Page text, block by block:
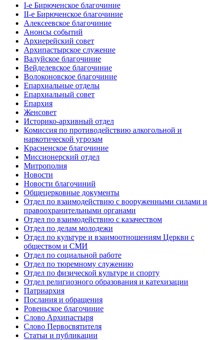
I-е Бирюченское благочиние
II-е Бирюченское благочиние
Алексеевское благочиние
Анонсы событий
Архиерейский совет
Архипастырское служение
Валуйское благочиние
Вейделевское благочиние
Волоконовское благочиние
Епархиальные отделы
Епархиальный совет
Епархия
Женсовет
Историко-архивный отдел
Комиссия по противодействию алкогольной и
наркотической угрозам
Красненское благочиние
Миссионерский отдел
Митрополия
Новости
Новости благочиний
Общецерковные документы
Отдел по взаимодействию с вооруженными силами и
правоохранительными органами
Отдел по взаимодействию с казачеством
Отдел по делам молодежи
Отдел по культуре и взаимоотношениям Церкви с
обществом и СМИ
Отдел по социальной работе
Отдел по тюремному служению
Отдел по физической культуре и спорту
Отдел религиозного образования и катехизации
Патриархия
Послания и обращения
Ровеньское благочиние
Слово Архипастыря
Слово Первосвятителя
Статьи и публикации